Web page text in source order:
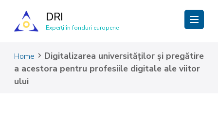
DRI
Experți în fonduri europene
Home
Digitalizarea universităților și pregătire
a acestora pentru profesiile digitale ale viitor
ului